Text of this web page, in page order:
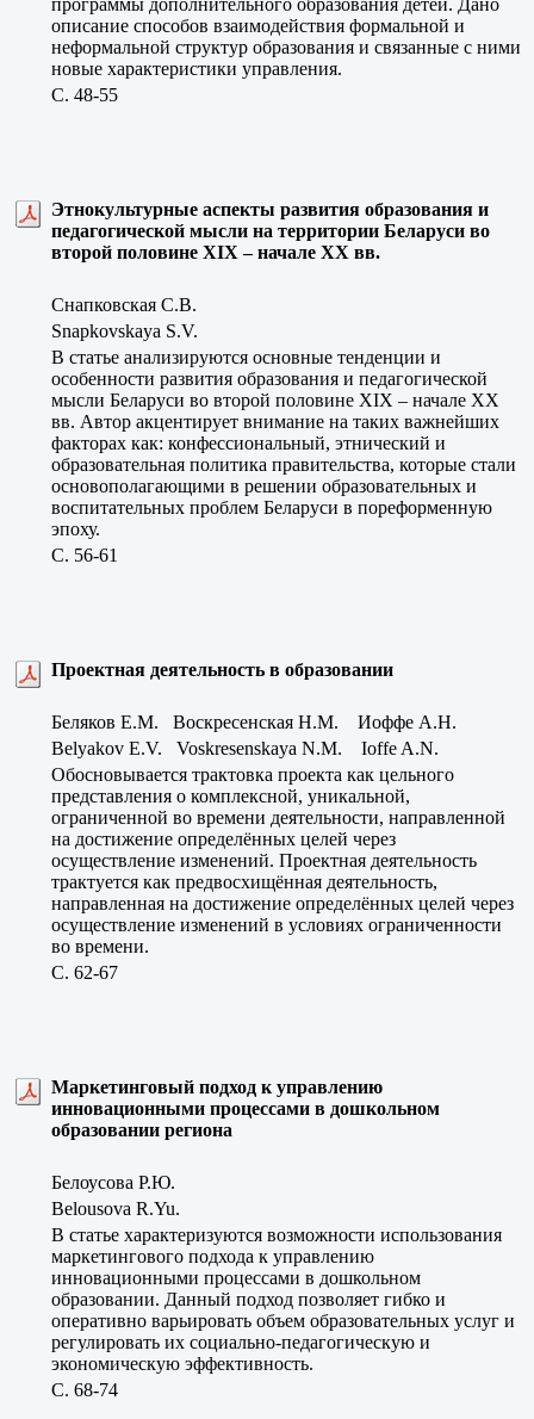
описание способов взаимодействия формальной и
неформальной структур образования и связанные с ними
новые характеристики управления.
C. 48-55
Этнокультурные аспекты развития образования и
педагогической мысли на территории Беларуси во
второй половине ХIХ – начале ХХ вв.
Снапковская С.В.
Snapkovskaya S.V.
В статье анализируются основные тенденции и
особенности развития образования и педагогической
мысли Беларуси во второй половине ХIХ – начале ХХ
вв. Автор акцентирует внимание на таких важнейших
факторах как: конфессиональный, этничеcкий и
образовательная политика правительства, которые стали
основополагающими в решении образовательных и
воспитательных проблем Беларуси в пореформенную
эпоху.
C. 56-61
Проектная деятельность в образовании
Беляков Е.М. Воскресенская Н.М. Иоффе А.Н.
Belyakov E.V. Voskresenskaya N.M. Ioffe A.N.
Обосновывается трактовка проекта как цельного
представления о комплексной, уникальной,
ограниченной во времени деятельности, направленной
на достижение определённых целей через
осуществление изменений. Проектная деятельность
трактуется как предвосхищённая деятельность,
направленная на достижение определённых целей через
осуществление изменений в условиях ограниченности
во времени.
C. 62-67
Маркетинговый подход к управлению
инновационными процессами в дошкольном
образовании региона
Белоусова Р.Ю.
Belousova R.Yu.
В статье характеризуются возможности использования
маркетингового подхода к управлению
инновационными процессами в дошкольном
образовании. Данный подход позволяет гибко и
оперативно варьировать объем образовательных услуг и
регулировать их социально-педагогическую и
экономическую эффективность.
C. 68-74